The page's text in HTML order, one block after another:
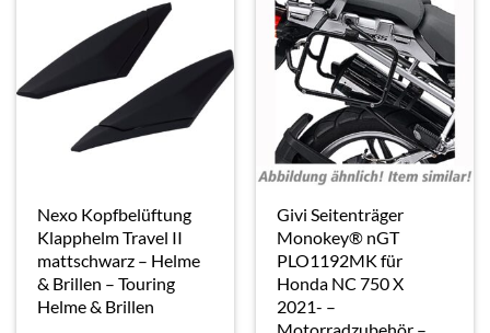
Nexo Kopfbelüftung
Klapphelm Travel II
mattschwarz – Helme
& Brillen – Touring
Helme & Brillen
Givi Seitenträger
Monokey® nGT
PLO1192MK für
Honda NC 750 X
2021- –
Motorradzubehör –